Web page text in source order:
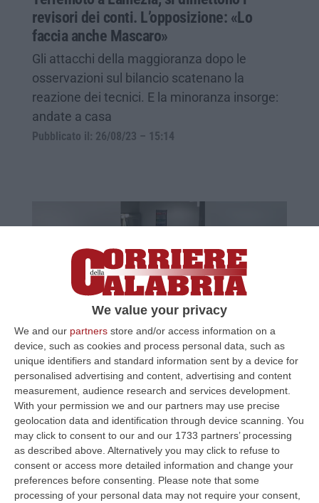
We value your privacy
We and our partners store and/or access information on a
device, such as cookies and process personal data, such as
unique identifiers and standard information sent by a device for
personalised advertising and content, advertising and content
measurement, audience research and services development.
With your permission we and our partners may use precise
geolocation data and identification through device scanning. You
may click to consent to our and our 1733 partners’ processing
as described above. Alternatively you may click to refuse to
consent or access more detailed information and change your
preferences before consenting.
Please note that some
processing of your personal data may not require your consent,
revisori dei conti. L’opposizione: «Lo
faccia anche Mascaro»
Gli attacchi della maggioranza dopo le
osservazioni sul bilancio scatenano la
reazione dei tecnici. E la minoranza insorge:
andate a casa
Pubblicato il: 26/08/23 – 15:14
Cani randagi passeggiano indisturbati tra i
reparti dell’ospedale di Lamezia. La
denuncia di Gianturco – VIDEO
Il consigliere comunale: «Che la sanità abbia
molte lacune è un dato di fatto, ma ora si sta
veramente superando il limite della
sopportazione»
Pubblicato il: 06/06/23 – 6:59